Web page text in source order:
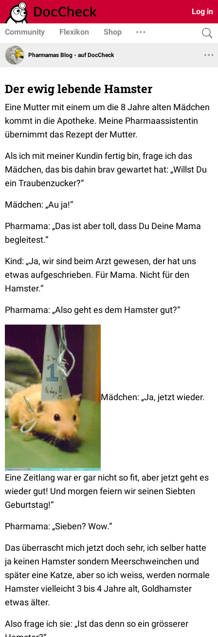
Log in
Community Flexikon Shop
Pharmamas Blog - auf DocCheck
Der ewig lebende Hamster
Eine Mutter mit einem um die 8 Jahre alten Mädchen
kommt in die Apotheke. Meine Pharmaassistentin
übernimmt das Rezept der Mutter.
Als ich mit meiner Kundin fertig bin, frage ich das
Mädchen, das bis dahin brav gewartet hat: „Willst Du
ein Traubenzucker?“
Mädchen: „Au ja!“
Pharmama: „Das ist aber toll, dass Du Deine Mama
begleitest.“
Kind: „Ja, wir sind beim Arzt gewesen, der hat uns
etwas aufgeschrieben. Für Mama. Nicht für den
Hamster.“
Pharmama: „Also geht es dem Hamster gut?“
Mädchen: „Ja, jetzt wieder.
Eine Zeitlang war er gar nicht so fit, aber jetzt geht es
wieder gut! Und morgen feiern wir seinen Siebten
Geburtstag!“
Pharmama: „Sieben? Wow.“
Das überrascht mich jetzt doch sehr, ich selber hatte
ja keinen Hamster sondern Meerschweinchen und
später eine Katze, aber so ich weiss, werden normale
Hamster vielleicht 3 bis 4 Jahre alt, Goldhamster
etwas älter.
Also frage ich sie: „Ist das denn so ein grösserer